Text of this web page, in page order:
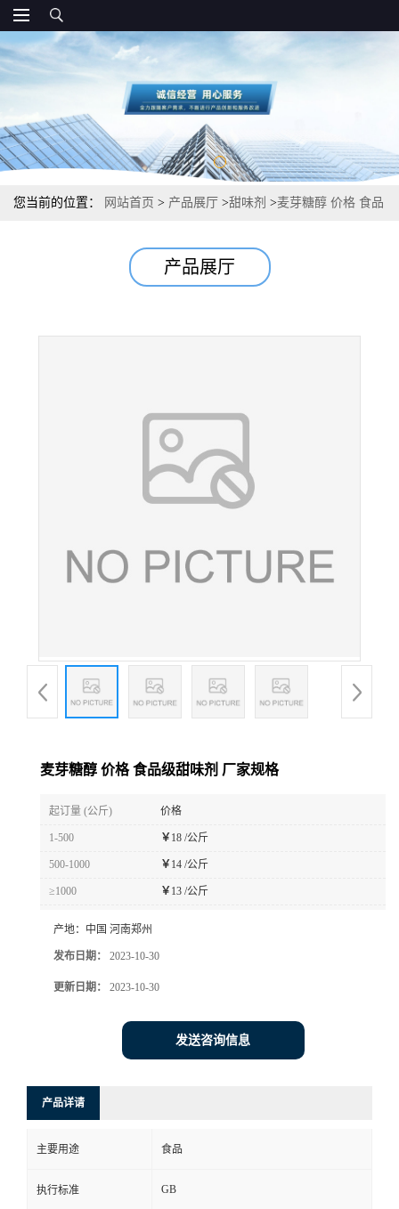
您当前的位置： 网站首页 > 产品展厅 >甜味剂 >麦芽糖醇 价格 食品
产品展厅
麦芽糖醇 价格 食品级甜味剂 厂家规格
起订量 (公斤) 价格
1-500 ￥ 18 /公斤
500-1000 ￥ 14 /公斤
≥1000 ￥ 13 /公斤
产地： 中国 河南郑州
发布日期： 2023-10-30
更新日期： 2023-10-30
发送咨询信息
产品详请
主要用途 食品
执行标准 GB